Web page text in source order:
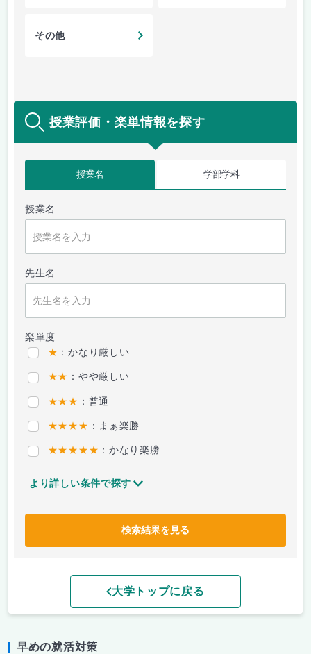
その他
授業評価・楽単情報を探す
授業名 学部学科
授業名
先生名
楽単度
★ ：かなり厳しい
★★ ：やや厳しい
★★★ ：普通
★★★★ ：まぁ楽勝
★★★★★ ：かなり楽勝
より詳しい条件で探す
検索結果を見る
大学トップに戻る
早めの就活対策